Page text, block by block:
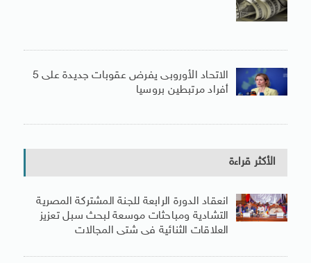
الاتحاد الأوروبى يفرض عقوبات جديدة على 5
أفراد مرتبطين بروسيا
الأكثر قراءة
انعقاد الدورة الرابعة للجنة المشتركة المصرية
التشادية ومباحثات موسعة لبحث سبل تعزيز
العلاقات الثنائية فى شتى المجالات